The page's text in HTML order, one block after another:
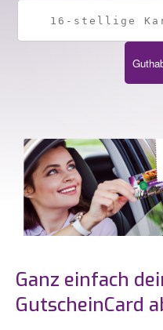
Ganz einfach
GutscheinCard